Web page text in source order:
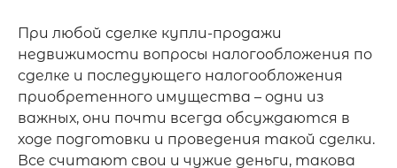
При любой сделке купли-продажи
недвижимости вопросы налогообложения по
сделке и последующего налогообложения
приобретенного имущества – одни из
важных, они почти всегда обсуждаются в
ходе подготовки и проведения такой сделки.
Все считают свои и чужие деньги, такова